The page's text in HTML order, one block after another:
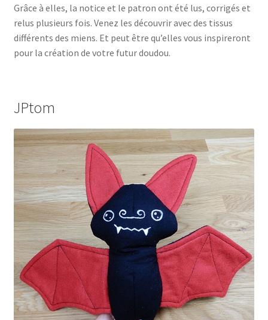
F.A.Q.
Mon Compte
Panier
Politique de confidentialité
Validation de la commande
Grâce à elles, la notice et le patron ont été lus, corrigés et
relus plusieurs fois. Venez les découvrir avec des tissus
différents des miens. Et peut être qu’elles vous inspireront
pour la création de votre futur doudou.
JPtom